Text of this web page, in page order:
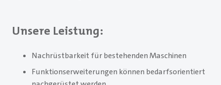
Unsere Leistung:
Nachrüstbarkeit für bestehenden Maschinen
Funktionserweiterungen können bedarfsorientiert